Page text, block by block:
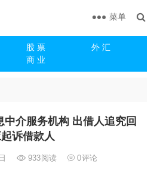
股 票
外 汇
商 业
菜单
介服务机构 出借人追究回
诉借款人
933阅读 0评论